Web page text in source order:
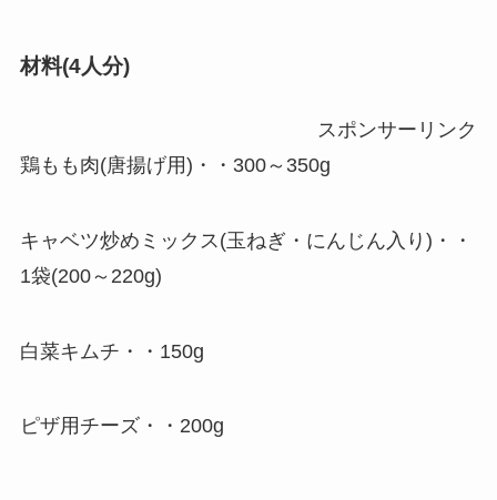
材料(4人分)
スポンサーリンク
鶏もも肉(唐揚げ用)・・300～350g
キャベツ炒めミックス(玉ねぎ・にんじん入り)・・
1袋(200～220g)
白菜キムチ・・150g
ピザ用チーズ・・200g